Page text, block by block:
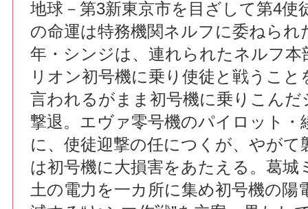
地球－第3新東京市を目ざして第4使
の命運は特務機関ネルフに委ねられ
年・シンジは、連れられたネルフ
リオン初号機に乗り使徒と戦うこと
言われるがまま初号機に乗りこんだ
撃退。エヴァ零号機のパイロット・
に、使徒迎撃の任につくが、やがて
は初号機に大損害をあたえる。葛城
土の電力を一カ所に集め初号機の陽